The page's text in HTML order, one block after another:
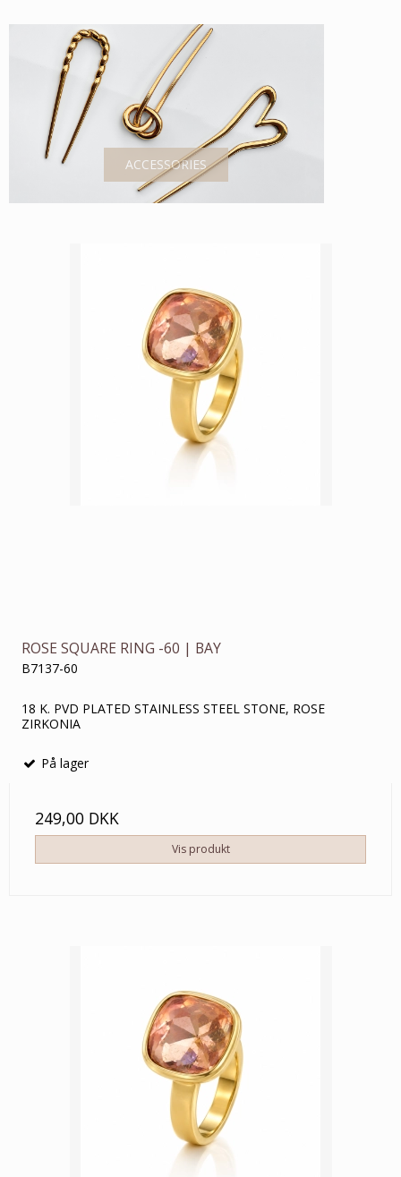
ACCESSORIES
ROSE SQUARE RING -60 | BAY
B7137-60
18 K. PVD PLATED STAINLESS STEEL STONE, ROSE
ZIRKONIA
På lager
249,00 DKK
Vis produkt